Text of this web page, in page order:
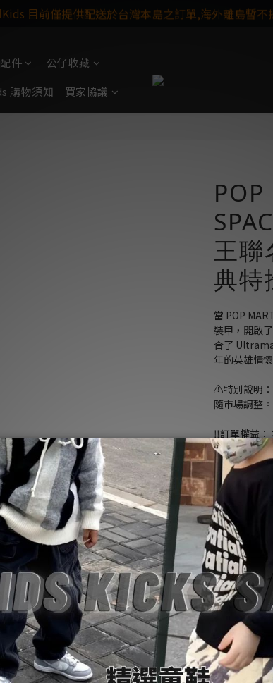
件
公仔收藏
購物須知｜買家協議
王聯
典特
當 POP
裝甲，開啟
合了
年的英雄情
⚠️特別說明：
隨市場調整。
‼️訂單權益：
售，
🏛️專業保障
預購併行。
障。
NT$6,300
尺寸: 400%
400%
數量
目前僅提供配送於台灣本島之訂單,海外離島暫不